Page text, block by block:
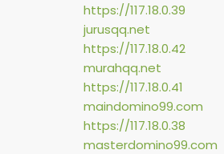
https://117.18.0.39
jurusqq.net
https://117.18.0.42
murahqq.net
https://117.18.0.41
maindomino99.com
https://117.18.0.38
masterdomino99.com